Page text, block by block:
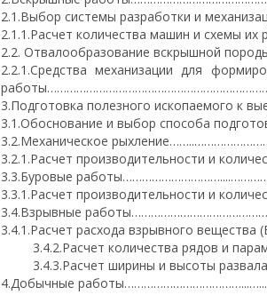
2.1.Выбор системы разработки и
2.1.1.Расчет количества машин и
2.2. Отвалообразование вскрышной
2.2.1.Средства механизации для
3.Подготовка полезного ископаемого к
3.1.Обоснование и выбор способа
3.2.Механическое
3.2.1.Расчет производительности и
3.3.Буровые
3.3.1.Расчет производительности и
3.4.Взрывные
3.4.1.Расчет расхода взрывного
3.4.2.Расчет количества рядов и
3.4.3.Расчет ширины и высоты
4.Добычные